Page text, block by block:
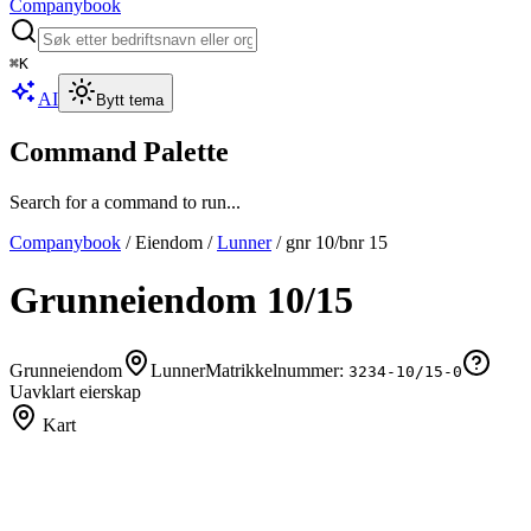
Companybook
⌘K
AI Bytt tema
Command Palette
Search for a command to run...
Companybook /Eiendom /Lunner/ gnr 10/bnr 15
Grunneiendom 10/15
Grunneiendom LunnerMatrikkelnummer: 3234-10/15-0
Uavklart eierskap
Kart